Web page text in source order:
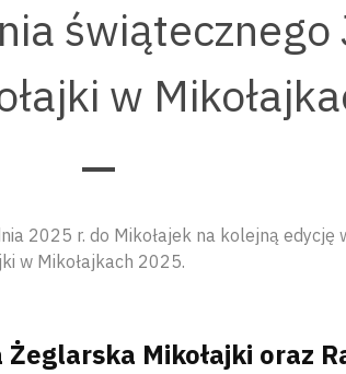
w
2025 r. do Mikołajek na kolejną edycję
w Mikołajkach 2025.
Mikołajki oraz